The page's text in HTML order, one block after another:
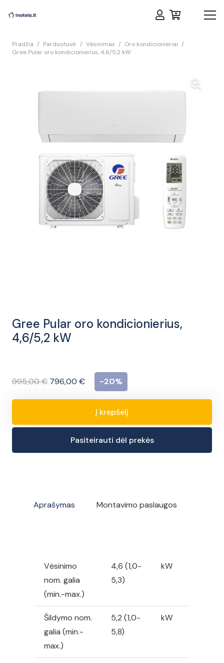
Pradžia / Parduotuvė / Vėsinimas / Oro kondicionieriai /
Gree Pular oro kondicionierius, 4,6/5,2 kW
Gree Pular oro kondicionierius,
4,6/5,2 kW
995,00€ Original
995,00 €.
796,00 €Current
796,00 €.
-20%
kiekis:
4,6/5,2
Į krepšelį
Pasiteirauti dėl prekės
Aprašymas Montavimo paslaugos
Vėsinimo
nom. galia
(min.-max.)
4,6 (1,0-
5,3)
kW
Šildymo nom.
galia (min.-
max.)
5,2 (1,0-
5,8)
kW